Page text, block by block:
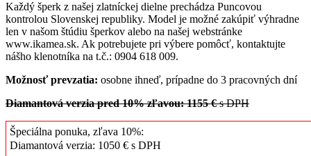
Každý šperk z našej zlatníckej dielne prechádza Puncovou
kontrolou Slovenskej republiky. Model je možné zakúpiť výhradne
len v našom štúdiu šperkov alebo na našej webstránke
www.ikamea.sk. Ak potrebujete pri výbere pomôcť, kontaktujte
nášho klenotníka na t.č.: 0904 618 009.
Možnosť prevzatia: osobne ihneď, prípadne do 3 pracovných dní
Diamantová verzia pred 10% zľavou: 1155 €s DPH
Špeciálna ponuka, zľava 10%:
Diamantová verzia: 1050 € s DPH